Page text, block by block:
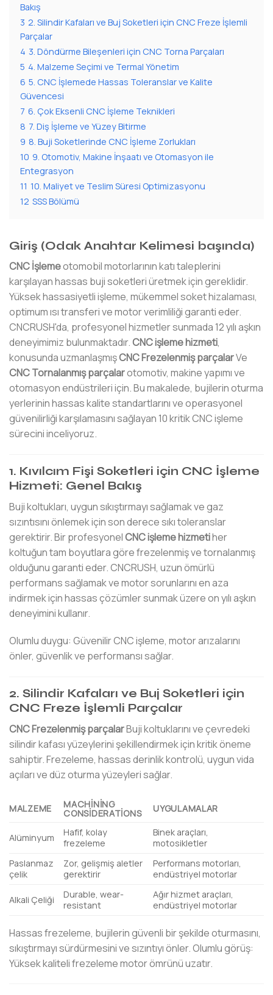
Bakış
3 2. Silindir Kafaları ve Buj Soketleri için CNC Freze İşlemli
Parçalar
4 3. Döndürme Bileşenleri için CNC Torna Parçaları
5 4. Malzeme Seçimi ve Termal Yönetim
6 5. CNC İşlemede Hassas Toleranslar ve Kalite
Güvencesi
7 6. Çok Eksenli CNC İşleme Teknikleri
8 7. Diş İşleme ve Yüzey Bitirme
9 8. Buji Soketlerinde CNC İşleme Zorlukları
10 9. Otomotiv, Makine İnşaatı ve Otomasyon ile
Entegrasyon
11 10. Maliyet ve Teslim Süresi Optimizasyonu
12 SSS Bölümü
Giriş (Odak Anahtar Kelimesi başında)
CNC İşlemeotomobil motorlarının katı taleplerini
karşılayan hassas buji soketleri üretmek için gereklidir.
Yüksek hassasiyetli işleme, mükemmel soket hizalaması,
optimum ısı transferi ve motor verimliliği garanti eder.
CNCRUSH'da, profesyonel hizmetler sunmada 12 yılı aşkın
deneyimimiz bulunmaktadır.CNC işleme hizmeti,
konusunda uzmanlaşmışCNC Frezelenmiş parçalarVe
CNC Tornalanmış parçalarotomotiv, makine yapımı ve
otomasyon endüstrileri için. Bu makalede, bujilerin oturma
yerlerinin hassas kalite standartlarını ve operasyonel
güvenilirliği karşılamasını sağlayan 10 kritik CNC işleme
sürecini inceliyoruz.
1. Kıvılcım Fişi Soketleri için CNC İşleme
Hizmeti: Genel Bakış
Buji koltukları, uygun sıkıştırmayı sağlamak ve gaz
sızıntısını önlemek için son derece sıkı toleranslar
gerektirir. Bir profesyonelCNC işleme hizmetiher
koltuğun tam boyutlara göre frezelenmiş ve tornalanmış
olduğunu garanti eder. CNCRUSH, uzun ömürlü
performans sağlamak ve motor sorunlarını en aza
indirmek için hassas çözümler sunmak üzere on yılı aşkın
deneyimini kullanır.
Olumlu duygu: Güvenilir CNC işleme, motor arızalarını
önler, güvenlik ve performansı sağlar.
2. Silindir Kafaları ve Buj Soketleri için
CNC Freze İşlemli Parçalar
CNC Frezelenmiş parçalarBuji koltuklarını ve çevredeki
silindir kafası yüzeylerini şekillendirmek için kritik öneme
sahiptir. Frezeleme, hassas derinlik kontrolü, uygun vida
açıları ve düz oturma yüzeyleri sağlar.
MALZEME MACHINING
CONSIDERATIONS UYGULAMALAR
Alüminyum
Hafif, kolay
frezeleme
Binek araçları,
motosikletler
Paslanmaz
çelik
Zor, gelişmiş aletler
gerektirir
Performans motorları,
endüstriyel motorlar
Alkali Çeliği
Durable, wear-
resistant
Ağır hizmet araçları,
endüstriyel motorlar
Hassas frezeleme, bujilerin güvenli bir şekilde oturmasını,
sıkıştırmayı sürdürmesini ve sızıntıyı önler. Olumlu görüş:
Yüksek kaliteli frezeleme motor ömrünü uzatır.